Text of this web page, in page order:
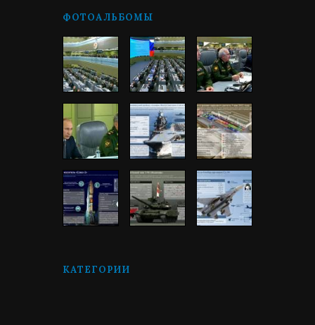
ФОТОАЛЬБОМЫ
КАТЕГОРИИ